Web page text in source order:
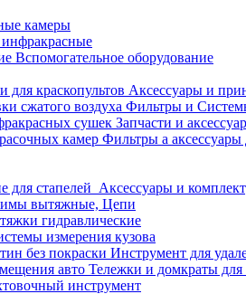
камеры
Вспомогательное оборудование
Аксессуары и
Фильтры и
Запчасти и
Фильтры а
Аксессуары и
вытяжные, Цепи
гидравлические
измерения кузова
Инструмент для
Тележки и домкраты
инструмент